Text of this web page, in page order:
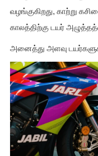
வழங்குகிறது, காற்று
காலத்திற்கு டயர்
அனைத்து அளவு